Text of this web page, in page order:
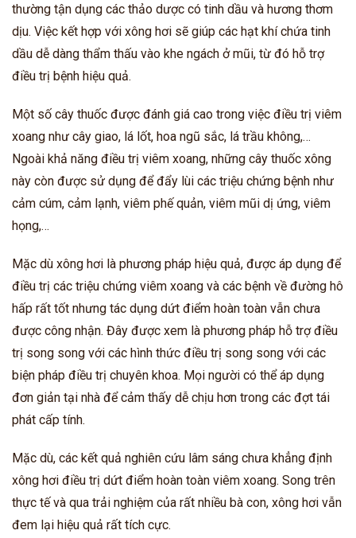
thường tận dụng các thảo dược có tinh dầu và hương thơm
dịu. Việc kết hợp với xông hơi sẽ giúp các hạt khí chứa tinh
dầu dễ dàng thẩm thấu vào khe ngách ở mũi, từ đó hỗ trợ
điều trị bệnh hiệu quả.
Một số cây thuốc được đánh giá cao trong việc điều trị viêm
xoang như cây giao, lá lốt, hoa ngũ sắc, lá trầu không,…
Ngoài khả năng điều trị viêm xoang, những cây thuốc xông
này còn được sử dụng để đẩy lùi các triệu chứng bệnh như
cảm cúm, cảm lạnh, viêm phế quản, viêm mũi dị ứng, viêm
họng,…
Mặc dù xông hơi là phương pháp hiệu quả, được áp dụng để
điều trị các triệu chứng viêm xoang và các bệnh về đường hô
hấp rất tốt nhưng tác dụng dứt điểm hoàn toàn vẫn chưa
được công nhận. Đây được xem là phương pháp hỗ trợ điều
trị song song với các hình thức điều trị song song với các
biện pháp điều trị chuyên khoa. Mọi người có thể áp dụng
đơn giản tại nhà để cảm thấy dễ chịu hơn trong các đợt tái
phát cấp tính.
Mặc dù, các kết quả nghiên cứu lâm sáng chưa khẳng định
xông hơi điều trị dứt điểm hoàn toàn viêm xoang. Song trên
thực tế và qua trải nghiệm của rất nhiều bà con, xông hơi vẫn
đem lại hiệu quả rất tích cực.